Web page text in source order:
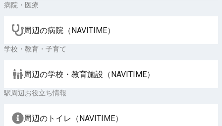
病院・医療
周辺の病院（NAVITIME）
学校・教育・子育て
周辺の学校・教育施設（NAVITIME）
駅周辺お役立ち情報
周辺のトイレ（NAVITIME）